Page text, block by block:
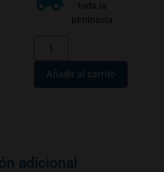
Añadir al carrito
adicional